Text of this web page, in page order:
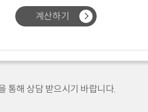
계산하기
통해 상담 받으시기 바랍니다.